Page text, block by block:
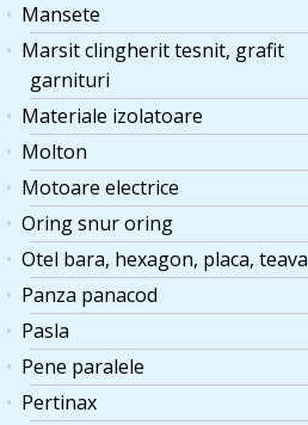
Mansete
Marsit clingherit tesnit, grafit
garnituri
Materiale izolatoare
Molton
Motoare electrice
Oring snur oring
Otel bara, hexagon, placa, teava
Panza panacod
Pasla
Pene paralele
Pertinax